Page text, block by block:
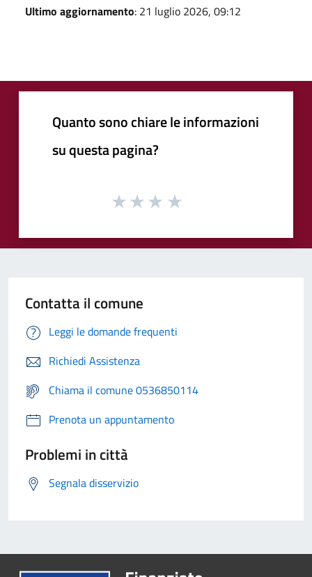
Ultimo aggiornamento: 21 luglio 2026, 09:12
Quanto sono chiare le informazioni
su questa pagina?
Contatta il comune
Leggi le domande frequenti
Richiedi Assistenza
Chiama il comune 0536850114
Prenota un appuntamento
Problemi in città
Segnala disservizio